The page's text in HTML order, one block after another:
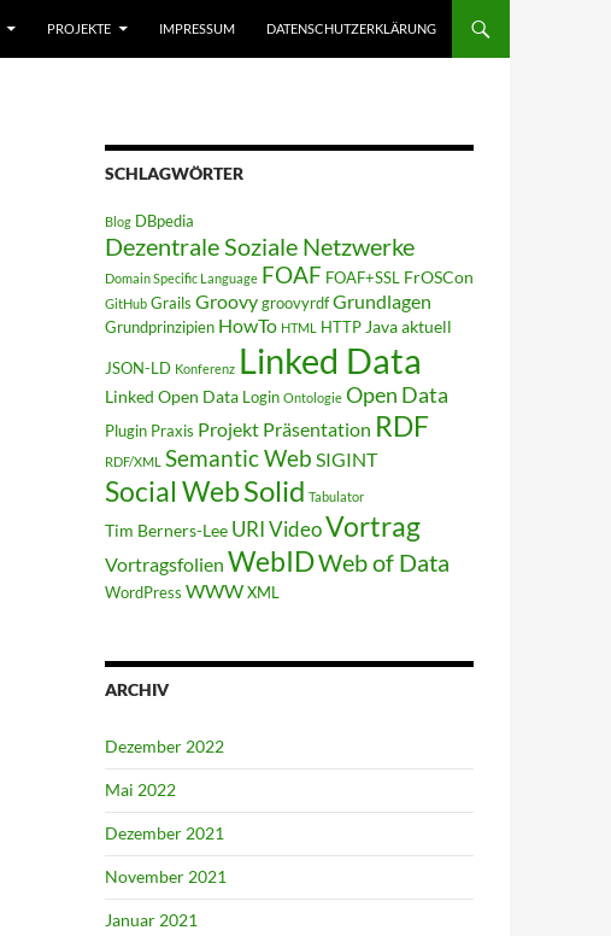
PROJEKTE IMPRESSUM DATENSCHUTZERKLÄRUNG
SCHLAGWÖRTER
Blog DBpedia
Dezentrale Soziale Netzwerke
Domain Specific Language FOAF FOAF+SSL FrOSCon
GitHub Grails GroovygroovyrdfGrundlagen
Grundprinzipien HowTo HTML HTTP Java aktuell
JSON-LD Konferenz Linked Data
Linked Open Data Login Ontologie Open Data
Plugin Praxis Projekt Präsentation RDF
RDF/XML Semantic Web SIGINT
Social WebSolid Tabulator
Tim Berners-Lee URIVideoVortrag
Vortragsfolien WebIDWeb of Data
WordPress WWWXML
ARCHIV
Dezember 2022
Mai 2022
Dezember 2021
November 2021
Januar 2021